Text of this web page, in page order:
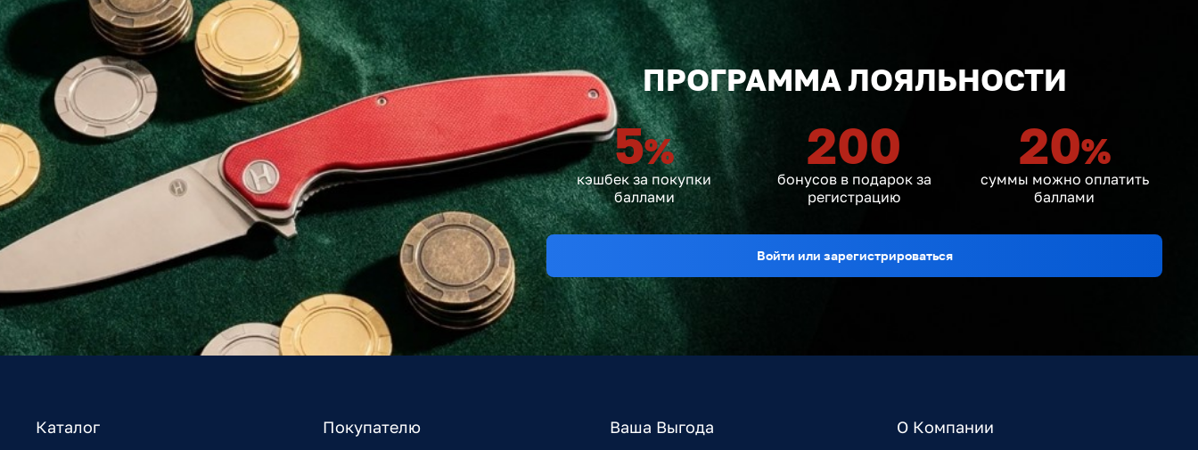
ПРОГРАММА ЛОЯЛЬНОСТИ
5%
кэшбек за покупки
баллами
200
бонусов в подарок за
регистрацию
20%
суммы можно оплатить
баллами
Войти или зарегистрироваться
Каталог Покупателю Ваша Выгода О Компании